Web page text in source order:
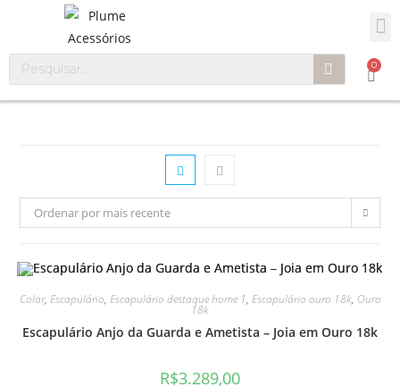
0
Ordenar por mais recente
Colar, Escapulário, Escapulário destaque home 1, Escapulário ouro 18k, Ouro
18k
Escapulário Anjo da Guarda e Ametista – Joia em Ouro 18k
R$3.289,00